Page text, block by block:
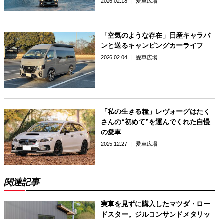
「空気のような存在」日産キャラバ
ンと送るキャンピングカーライフ
2026.02.04 愛車広場
「私の生きる糧」レヴォーグはたく
さんの“初めて”を運んでくれた自慢
の愛車
2025.12.27 愛車広場
関連記事
実車を見ずに購入したマツダ・ロー
ドスター。ジルコンサンドメタリッ